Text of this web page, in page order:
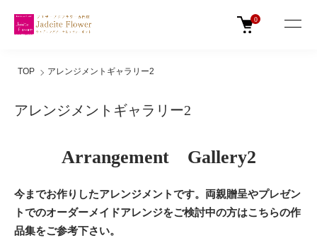
0
TOP アレンジメントギャラリー2
アレンジメントギャラリー2
Arrangement Gallery2
今までお作りしたアレンジメントです。両親贈呈やプレゼン
トでのオーダーメイドアレンジをご検討中の方はこちらの作
品集をご参考下さい。